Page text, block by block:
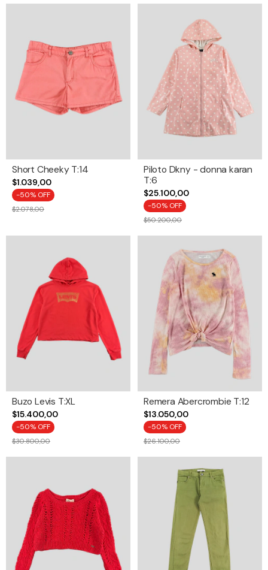
Short Cheeky T:14
$1.039,00
-50% OFF
$2.078,00
Piloto Dkny - donna karan
T:6
$25.100,00
-50% OFF
$50.200,00
Buzo Levis T:XL
$15.400,00
-50% OFF
$30.800,00
Remera Abercrombie T:12
$13.050,00
-50% OFF
$26.100,00